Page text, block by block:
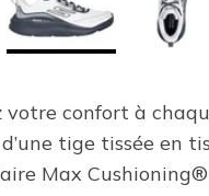
votre confort à
tige tissée en
Max